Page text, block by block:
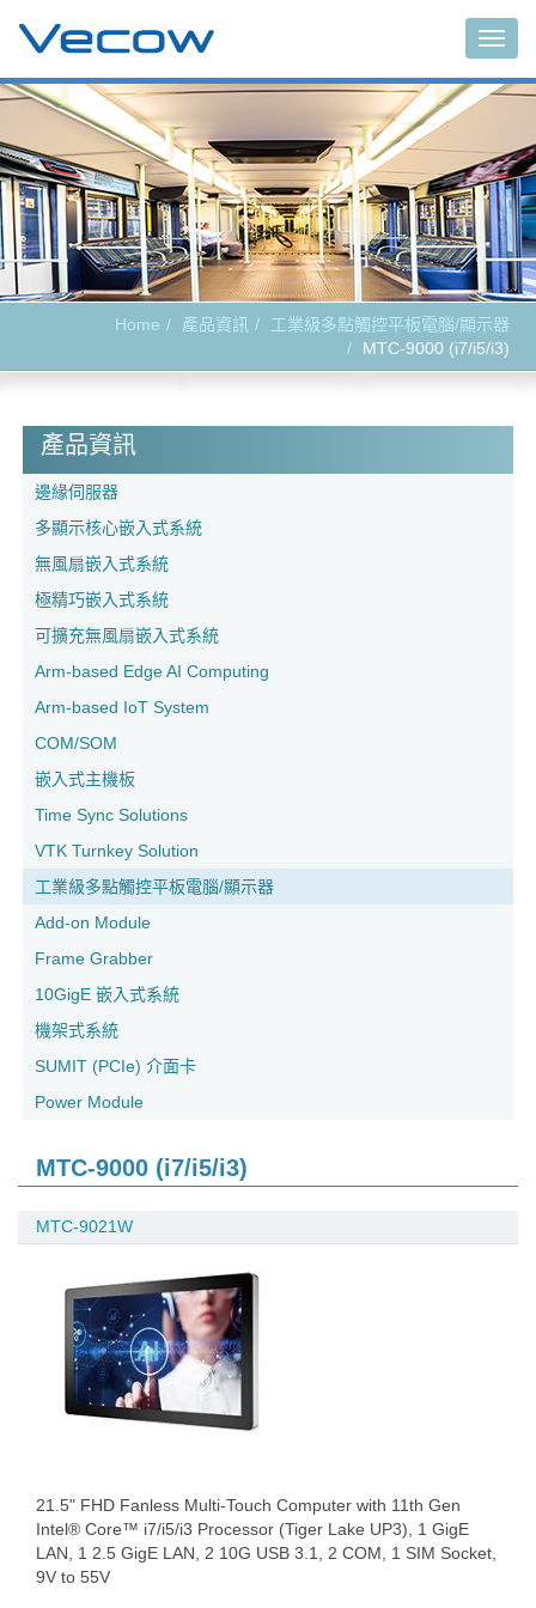
Home 產品資訊
工業級多點觸控平板電腦/顯示器
MTC-9000 (i7/i5/i3)
產品資訊
邊緣伺服器
多顯示核心嵌入式系統
無風扇嵌入式系統
極精巧嵌入式系統
可擴充無風扇嵌入式系統
Arm-based Edge AI Computing
Arm-based IoT System
COM/SOM
嵌入式主機板
Time Sync Solutions
VTK Turnkey Solution
工業級多點觸控平板電腦/顯示器
Add-on Module
Frame Grabber
10GigE 嵌入式系統
機架式系統
SUMIT (PCIe) 介面卡
Power Module
MTC-9000 (i7/i5/i3)
MTC-9021W
21.5" FHD Fanless Multi-Touch Computer with 11th Gen
Intel® Core™ i7/i5/i3 Processor (Tiger Lake UP3), 1 GigE
LAN, 1 2.5 GigE LAN, 2 10G USB 3.1, 2 COM, 1 SIM Socket,
9V to 55V